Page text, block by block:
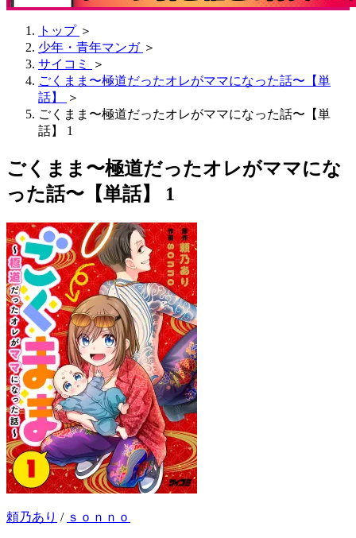
トップ ＞
少年・青年マンガ ＞
サイコミ
＞
ごくまま〜極道だったオレがママになった話〜【単
話】
＞
ごくまま〜極道だったオレがママになった話〜【単
話】 1
ごくまま〜極道だったオレがママにな
った話〜【単話】 1
頼乃あり / ｓｏｎｎｏ